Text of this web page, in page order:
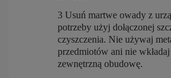
3 Usuń martwe owady z
potrzeby użyj dołączonej
czyszczenia. Nie używaj
przedmiotów ani nie
zewnętrzną obudowę.